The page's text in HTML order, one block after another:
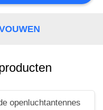
openluchtantennes